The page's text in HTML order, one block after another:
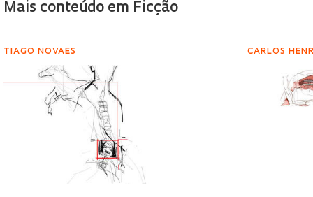
Mais conteúdo em Ficção
TIAGO NOVAES CARLOS